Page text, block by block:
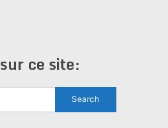
ce site: